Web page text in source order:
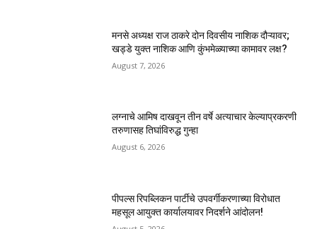
मनसे अध्यक्ष राज ठाकरे दोन दिवसीय नाशिक दौऱ्यावर;
खड्डे युक्त नाशिक आणि कुंभमेळ्याच्या कामावर लक्ष?
August 7, 2026
लग्नाचे आमिष दाखवून तीन वर्षे अत्याचार केल्याप्रकरणी
तरुणासह तिघांविरुद्ध गुन्हा
August 6, 2026
पीपल्स रिपब्लिकन पार्टीचे उपवर्गीकरणाच्या विरोधात
महसूल आयुक्त कार्यालयावर निदर्शने आंदोलन!